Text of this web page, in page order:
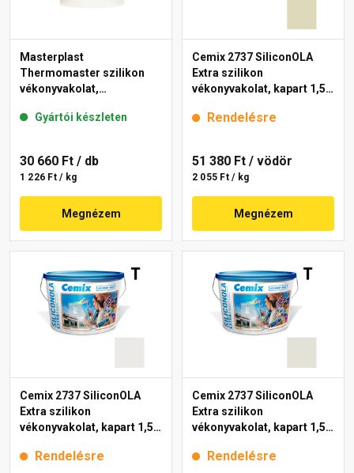
Masterplast
Thermomaster szilikon
vékonyvakolat,
fehér 25 kg
Gyártói készleten
30 660 Ft / db
1 226 Ft / kg
Megnézem
Cemix 2737 SiliconOLA
Extra szilikon
vékonyvakolat, kapart 1,5
Rendelésre
51 380 Ft / vödör
2 055 Ft / kg
Megnézem
Cemix 2737 SiliconOLA
Extra szilikon
vékonyvakolat, kapart 1,5
Rendelésre
Cemix 2737 SiliconOLA
Extra szilikon
vékonyvakolat, kapart 1,5
Rendelésre